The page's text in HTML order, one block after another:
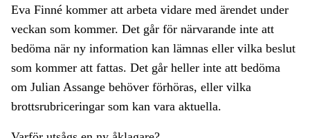
Eva Finné kommer att arbeta vidare med ärendet under
veckan som kommer. Det går för närvarande inte att
bedöma när ny information kan lämnas eller vilka beslut
som kommer att fattas. Det går heller inte att bedöma
om Julian Assange behöver förhöras, eller vilka
brottsrubriceringar som kan vara aktuella.